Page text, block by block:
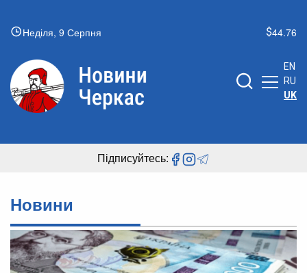
Неділя, 9 Серпня 44.76
EN
RU
UK
Підписуйтесь:
Новини